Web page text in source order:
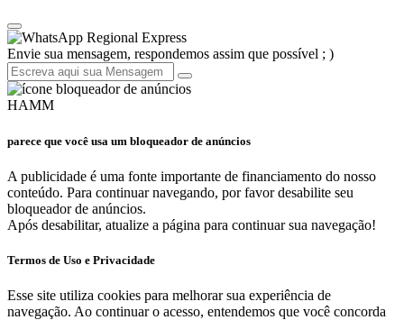
Regional Express
Envie sua mensagem, respondemos assim que possível ; )
HAMM
parece que você usa um bloqueador de anúncios
A publicidade é uma fonte importante de financiamento do nosso
conteúdo. Para continuar navegando, por favor desabilite seu
bloqueador de anúncios.
Após desabilitar, atualize a página para continuar sua navegação!
Termos de Uso e Privacidade
Esse site utiliza cookies para melhorar sua experiência de
navegação. Ao continuar o acesso, entendemos que você concorda